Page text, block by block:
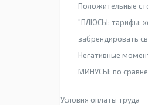
Положительные
"ПЛЮСЫ: тарифы;
забрендировать
Негативные
МИНУСЫ: по
Условия оплаты труда